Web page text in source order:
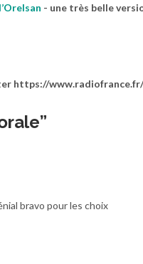
- une très belle
https://
”
bravo pour les choix